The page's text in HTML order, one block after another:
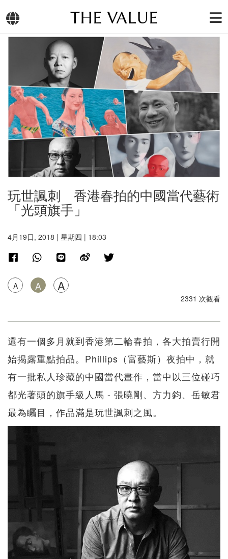
THE VALUE
玩世諷刺 香港春拍的中國當代藝術
「光頭旗手」
4月19日, 2018 | 星期四 | 18:03
A A A
2331 次觀看
還有一個多月就到香港第二輪春拍，各大拍賣行開
始揭露重點拍品。Phillips（富藝斯）夜拍中，就
有一批私人珍藏的中國當代畫作，當中以三位碰巧
都光著頭的旗手級人馬 - 張曉剛、方力鈞、岳敏君
最為矚目，作品滿是玩世諷刺之風。